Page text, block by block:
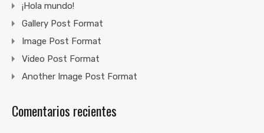
¡Hola mundo!
Gallery Post Format
Image Post Format
Video Post Format
Another Image Post Format
Comentarios recientes